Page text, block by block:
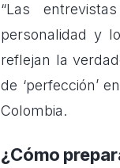
“Las
personalidad y
reflejan la
de ‘perfección’
Colombia.
¿Cómo